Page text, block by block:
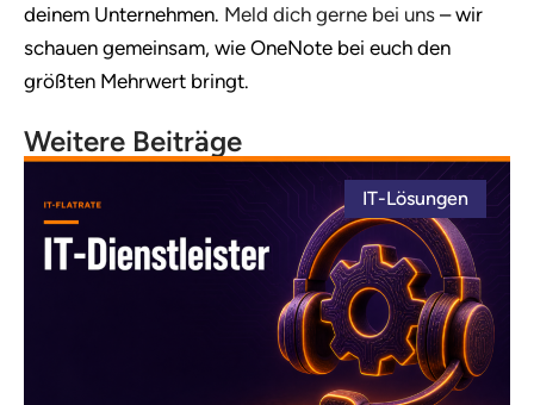
deinem Unternehmen. Meld dich gerne bei uns – wir
schauen gemeinsam, wie OneNote bei euch den
größten Mehrwert bringt.
Weitere Beiträge
IT-Lösungen